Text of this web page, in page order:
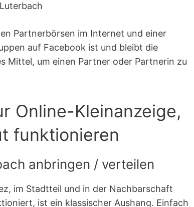
Partnerbörsen im Internet und einer
auf Facebook ist und bleibt die
Mittel, um einen Partner oder Partnerin zu
Online-Kleinanzeige,
funktionieren
anbringen / verteilen
im Stadtteil und in der Nachbarschaft
ist ein klassischer Aushang. Einfach